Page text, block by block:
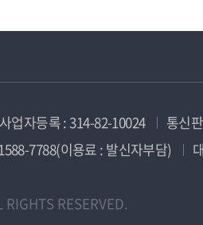
사업자등록 : 314-82-10024
통신
7788(이용료 : 발신자부담)
RESERVED.